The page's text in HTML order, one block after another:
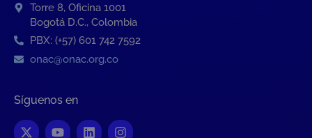
Torre 8, Oficina 1001
Bogotá D.C., Colombia
PBX: (+57) 601 742 7592
onac@onac.org.co
Síguenos en